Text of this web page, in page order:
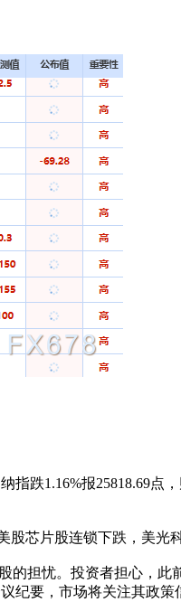
指跌1.16%报25818.69
芯片股连锁下跌，美光
的担忧。投资者担心，
纪要，市场将关注其政策